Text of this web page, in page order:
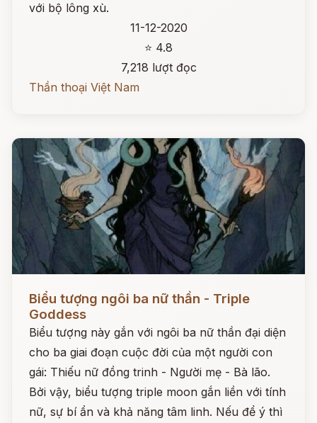
với bộ lông xù.
11-12-2020
⭐ 4.8
7,218 lượt đọc
Thần thoại Việt Nam
Đọc ngay
Biểu tượng ngôi ba nữ thần - Triple
Goddess
Biểu tượng này gắn với ngôi ba nữ thần đại diện
cho ba giai đoạn cuộc đời của một người con
gái: Thiếu nữ đồng trinh - Người mẹ - Bà lão.
Bởi vậy, biểu tượng triple moon gắn liền với tính
nữ, sự bí ẩn và khả năng tâm linh. Nếu để ý thì